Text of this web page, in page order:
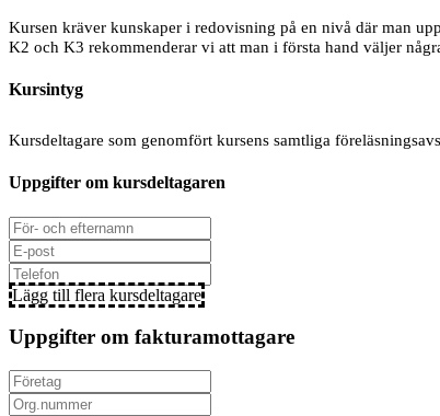
Kursen kräver kunskaper i redovisning på en nivå där man
K2 och K3 rekommenderar vi att man i första hand väljer
Kursintyg
Kursdeltagare som genomfört kursens samtliga
Uppgifter om kursdeltagaren
Lägg till flera kursdeltagare
Uppgifter om fakturamottagare